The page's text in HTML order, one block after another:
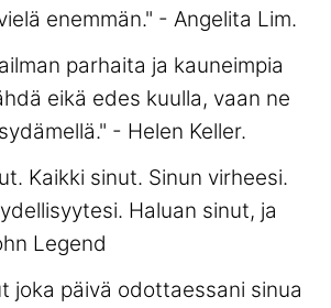
enemmän." - Angelita Lim.
parhaita ja kauneimpia
eikä edes kuulla, vaan ne
- Helen Keller.
Kaikki sinut. Sinun virheesi.
Haluan sinut, ja
Legend
joka päivä odottaessani sinua